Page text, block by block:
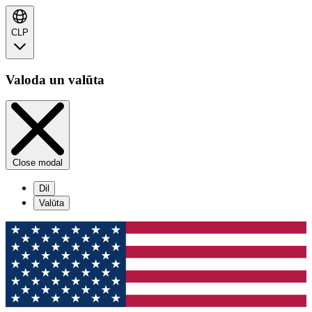
CLP
Valoda un valūta
Close modal
Dil
Valūta